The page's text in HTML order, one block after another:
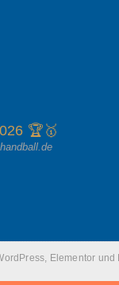
🏆🥇
Elementor und